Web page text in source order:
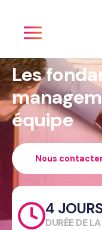
Les
équipe
Nous
4
DURÉE DE